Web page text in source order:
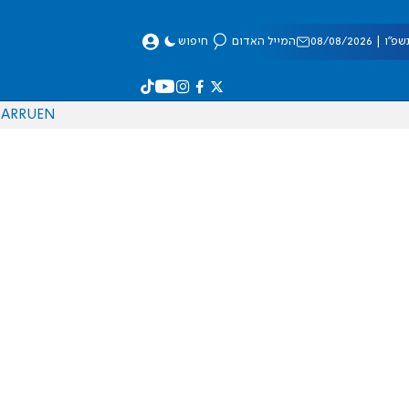
08/2026 המייל האדום חיפוש
EN
RU
AR